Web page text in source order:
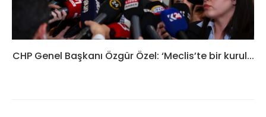
CHP Genel Başkanı Özgür Özel: ‘Meclis’te bir kurul...